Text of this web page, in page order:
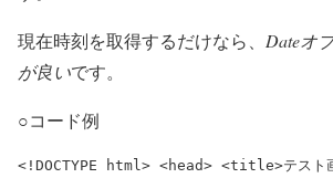
現在時刻を取得するだけなら、 Dateオ
が良いです。
○コード例
<!DOCTYPE html> <head> <title>テ